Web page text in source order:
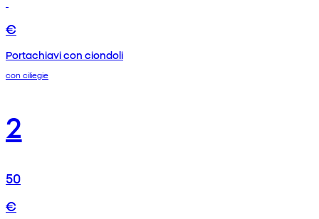
€
Portachiavi con ciondoli
con ciliegie
2
50
€